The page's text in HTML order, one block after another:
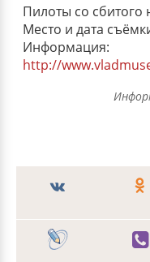
Пилоты со сбитого
Место и дата
Информация:
http://